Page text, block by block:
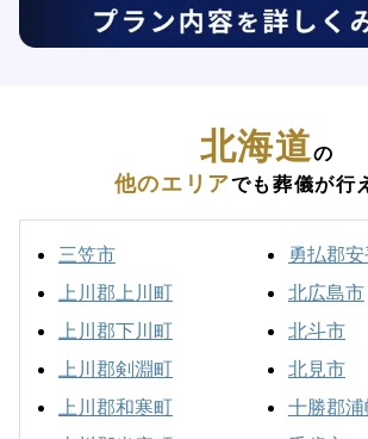
北海道の
他のエリアでも葬儀が行
三笠市
上川郡上川町
上川郡下川町
上川郡剣淵町
上川郡和寒町
勇払郡
北広島市
北斗市
北見市
十勝郡